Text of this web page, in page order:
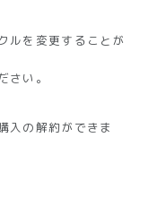
ルを変更することが
さい。
入の解約ができま